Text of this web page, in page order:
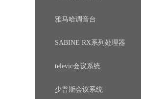
雅马哈调音台
SABINE RX系列处理器
televic会议系统
少普斯会议系统